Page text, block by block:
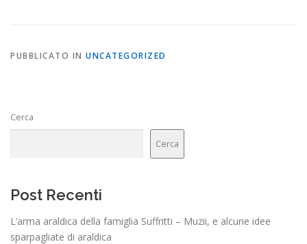
PUBBLICATO IN UNCATEGORIZED
Cerca
Cerca
Post Recenti
L’arma araldica della famiglia Suffritti – Muzii, e alcune idee
sparpagliate di araldica